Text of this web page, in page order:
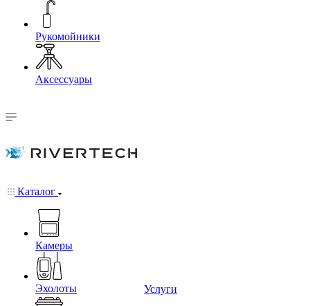
Рукомойники
Аксессуары
Каталог
Камеры
Эхолоты
Услуги